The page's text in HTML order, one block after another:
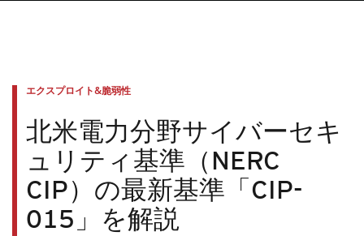
エクスプロイト&脆弱性
北米電力分野サイバーセキ
ュリティ基準（NERC
CIP）の最新基準「CIP-
015」を解説